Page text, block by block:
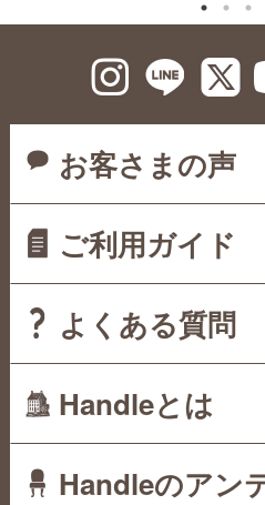
お客さまの声
ご利用ガイド
よくある質問
Handleとは
Handleのアン